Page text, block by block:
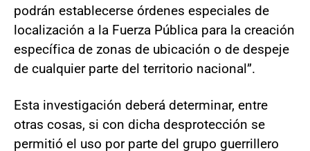
podrán establecerse órdenes especiales de
localización a la Fuerza Pública para la creación
específica de zonas de ubicación o de despeje
de cualquier parte del territorio nacional”.
Esta investigación deberá determinar, entre
otras cosas, si con dicha desprotección se
permitió el uso por parte del grupo guerrillero